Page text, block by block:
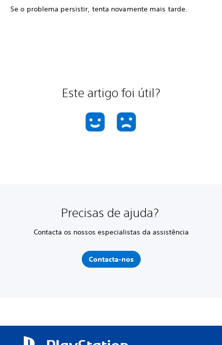
Se o problema persistir, tenta novamente mais tarde.
Este artigo foi útil?
Precisas de ajuda?
Contacta os nossos especialistas da assistência
Contacta-nos